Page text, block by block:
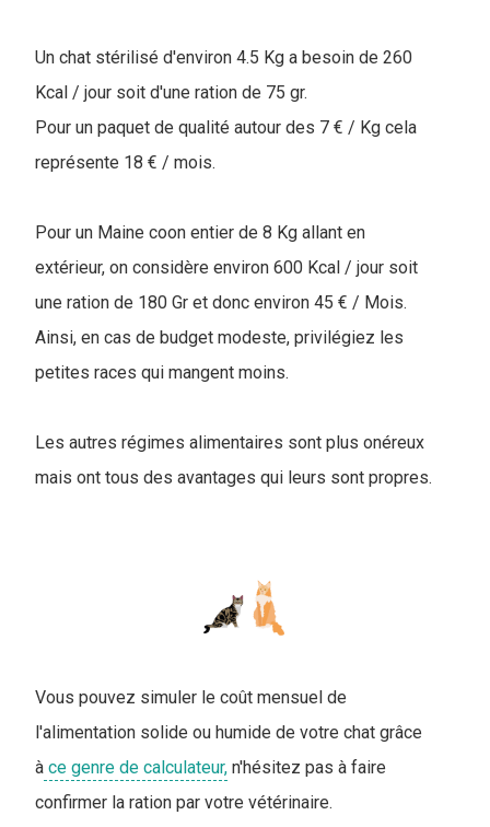
Un chat stérilisé d'environ 4.5 Kg a besoin de 260
Kcal / jour soit d'une ration de 75 gr.
Pour un paquet de qualité autour des 7 € / Kg cela
représente 18 € / mois.
Pour un Maine coon entier de 8 Kg allant en
extérieur, on considère environ 600 Kcal / jour soit
une ration de 180 Gr et donc environ 45 € / Mois.
Ainsi, en cas de budget modeste, privilégiez les
petites races qui mangent moins.
Les autres régimes alimentaires sont plus onéreux
mais ont tous des avantages qui leurs sont propres.
Vous pouvez simuler le coût mensuel de
l'alimentation solide ou humide de votre chat grâce
à ce genre de calculateur, n'hésitez pas à faire
confirmer la ration par votre vétérinaire.